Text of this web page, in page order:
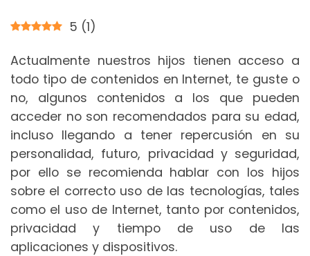
5 (1)
Actualmente nuestros hijos tienen acceso a
todo tipo de contenidos en Internet, te guste o
no, algunos contenidos a los que pueden
acceder no son recomendados para su edad,
incluso llegando a tener repercusión en su
personalidad, futuro, privacidad y seguridad,
por ello se recomienda hablar con los hijos
sobre el correcto uso de las tecnologías, tales
como el uso de Internet, tanto por contenidos,
privacidad y tiempo de uso de las
aplicaciones y dispositivos.